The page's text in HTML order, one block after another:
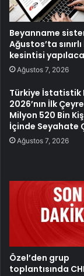
Beyanname
Ağustos’ta
kesintisi
Ağustos 7, 2026
Türkiye İstatistik
2026’nın İlk
Milyon 520 Bin
İçinde Seyahate
Ağustos 7, 2026
Özel’den grup
toplantısında